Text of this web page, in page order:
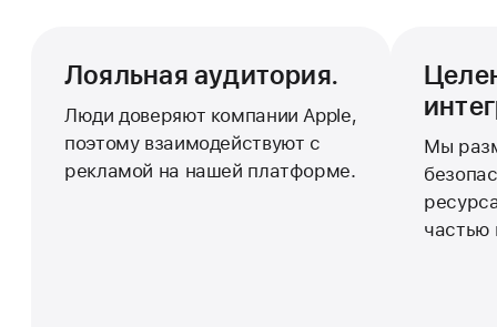
Лояльная аудитория.
Люди доверяют компании Apple,
поэтому взаимодействуют с
рекламой на нашей платформе.
Мы
частью